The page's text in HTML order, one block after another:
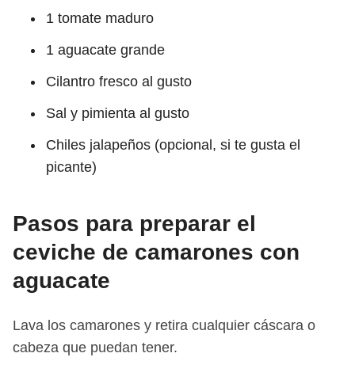
1 tomate maduro
1 aguacate grande
Cilantro fresco al gusto
Sal y pimienta al gusto
Chiles jalapeños (opcional, si te gusta el
picante)
Pasos para preparar el
ceviche de camarones con
aguacate
Lava los camarones y retira cualquier cáscara o
cabeza que puedan tener.